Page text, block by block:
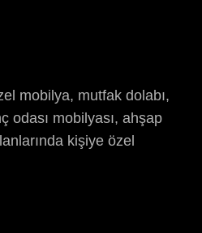
mobilya, mutfak dolabı,
odası mobilyası, ahşap
kişiye özel